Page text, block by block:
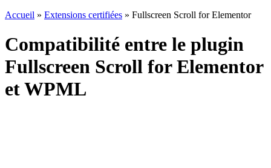
Accueil » Extensions certifiées » Fullscreen Scroll for Elementor
Compatibilité entre le plugin
Fullscreen Scroll for Elementor
et WPML